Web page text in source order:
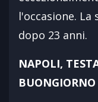
l'occasione.
dopo 23 anni.
NAPOLI,
BUONGIORNO